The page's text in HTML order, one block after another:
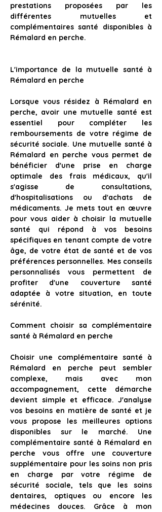
prestations proposées par les
différentes mutuelles et
complémentaires santé disponibles à
Rémalard en perche.
L'importance de la mutuelle santé à
Rémalard en perche
Lorsque vous résidez à Rémalard en
perche, avoir une mutuelle santé est
essentiel pour compléter les
remboursements de votre régime de
sécurité sociale. Une mutuelle santé à
Rémalard en perche vous permet de
bénéficier d'une prise en charge
optimale des frais médicaux, qu'il
s'agisse de consultations,
d'hospitalisations ou d'achats de
médicaments. Je mets tout en œuvre
pour vous aider à choisir la mutuelle
santé qui répond à vos besoins
spécifiques en tenant compte de votre
âge, de votre état de santé et de vos
préférences personnelles. Mes conseils
personnalisés vous permettent de
profiter d'une couverture santé
adaptée à votre situation, en toute
sérénité.
Comment choisir sa complémentaire
santé à Rémalard en perche
Choisir une complémentaire santé à
Rémalard en perche peut sembler
complexe, mais avec mon
accompagnement, cette démarche
devient simple et efficace. J'analyse
vos besoins en matière de santé et je
vous propose les meilleures options
disponibles sur le marché. Une
complémentaire santé à Rémalard en
perche vous offre une couverture
supplémentaire pour les soins non pris
en charge par votre régime de
sécurité sociale, tels que les soins
dentaires, optiques ou encore les
médecines douces. Grâce à mon